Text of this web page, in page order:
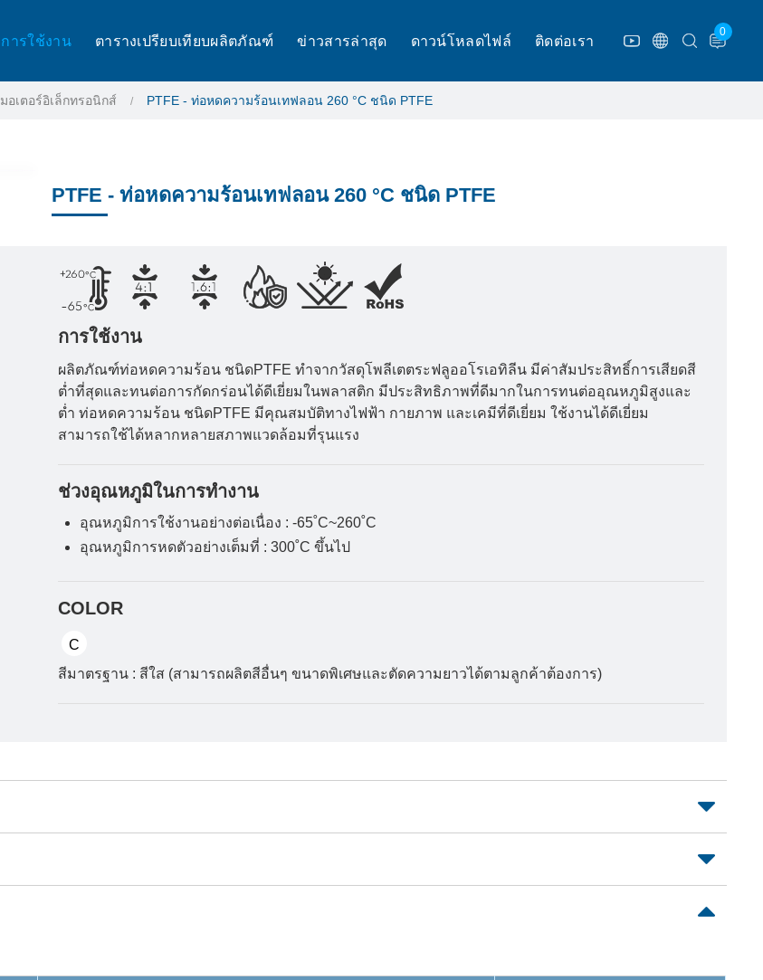
ารใช้งาน ตารางเปรียบเทียบผลิตภัณฑ์ ข่าวสารล่าสุด ดาวน์โหลดไฟล์ ติดต่อเรา
0
อเตอร์อิเล็กทรอนิกส์ PTFE - ท่อหดความร้อนเทฟลอน 260 °C ชนิด PTFE
PTFE - ท่อหดความร้อนเทฟลอน 260 °C ชนิด PTFE
การใช้งาน
ผลิตภัณฑ์ท่อหดความร้อน ชนิดPTFE ทำจากวัสดุโพลีเตตระฟลูออโรเอทิลีน มีค่าสัมประสิทธิ์การเสียดสี
ต่ำที่สุดและทนต่อการกัดกร่อนได้ดีเยี่ยมในพลาสติก มีประสิทธิภาพที่ดีมากในการทนต่ออุณหภูมิสูงและ
ต่ำ ท่อหดความร้อน ชนิดPTFE มีคุณสมบัติทางไฟฟ้า กายภาพ และเคมีที่ดีเยี่ยม ใช้งานได้ดีเยี่ยม
สามารถใช้ได้หลากหลายสภาพแวดล้อมที่รุนแรง
ช่วงอุณหภูมิในการทำงาน
อุณหภูมิการใช้งานอย่างต่อเนื่อง : -65˚C~260˚C
อุณหภูมิการหดตัวอย่างเต็มที่ : 300˚C ขึ้นไป
COLOR
สีมาตรฐาน : สีใส (สามารถผลิตสีอื่นๆ ขนาดพิเศษและตัดความยาวได้ตามลูกค้าต้องการ)